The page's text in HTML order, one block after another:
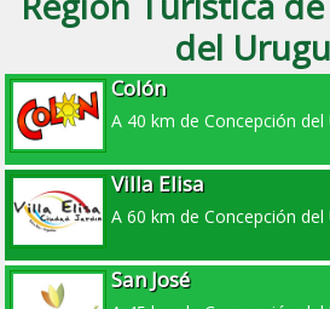
del
Colón
A 40 km de Concepción del
Villa Elisa
A 60 km de Concepción del
San José